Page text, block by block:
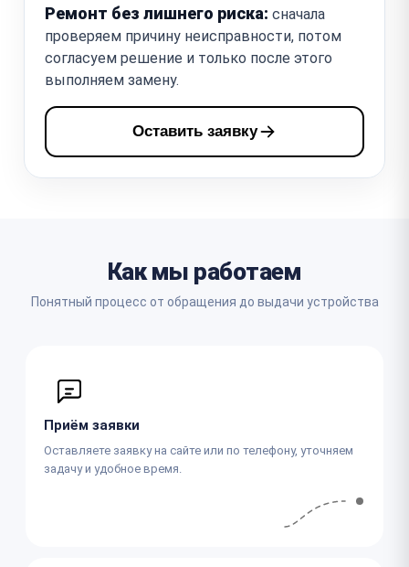
Ремонт без лишнего риска: сначала
проверяем причину неисправности, потом
согласуем решение и только после этого
выполняем замену.
Оставить заявку
Как мы работаем
Понятный процесс от обращения до выдачи устройства
Приём заявки
Оставляете заявку на сайте или по телефону, уточняем
задачу и удобное время.